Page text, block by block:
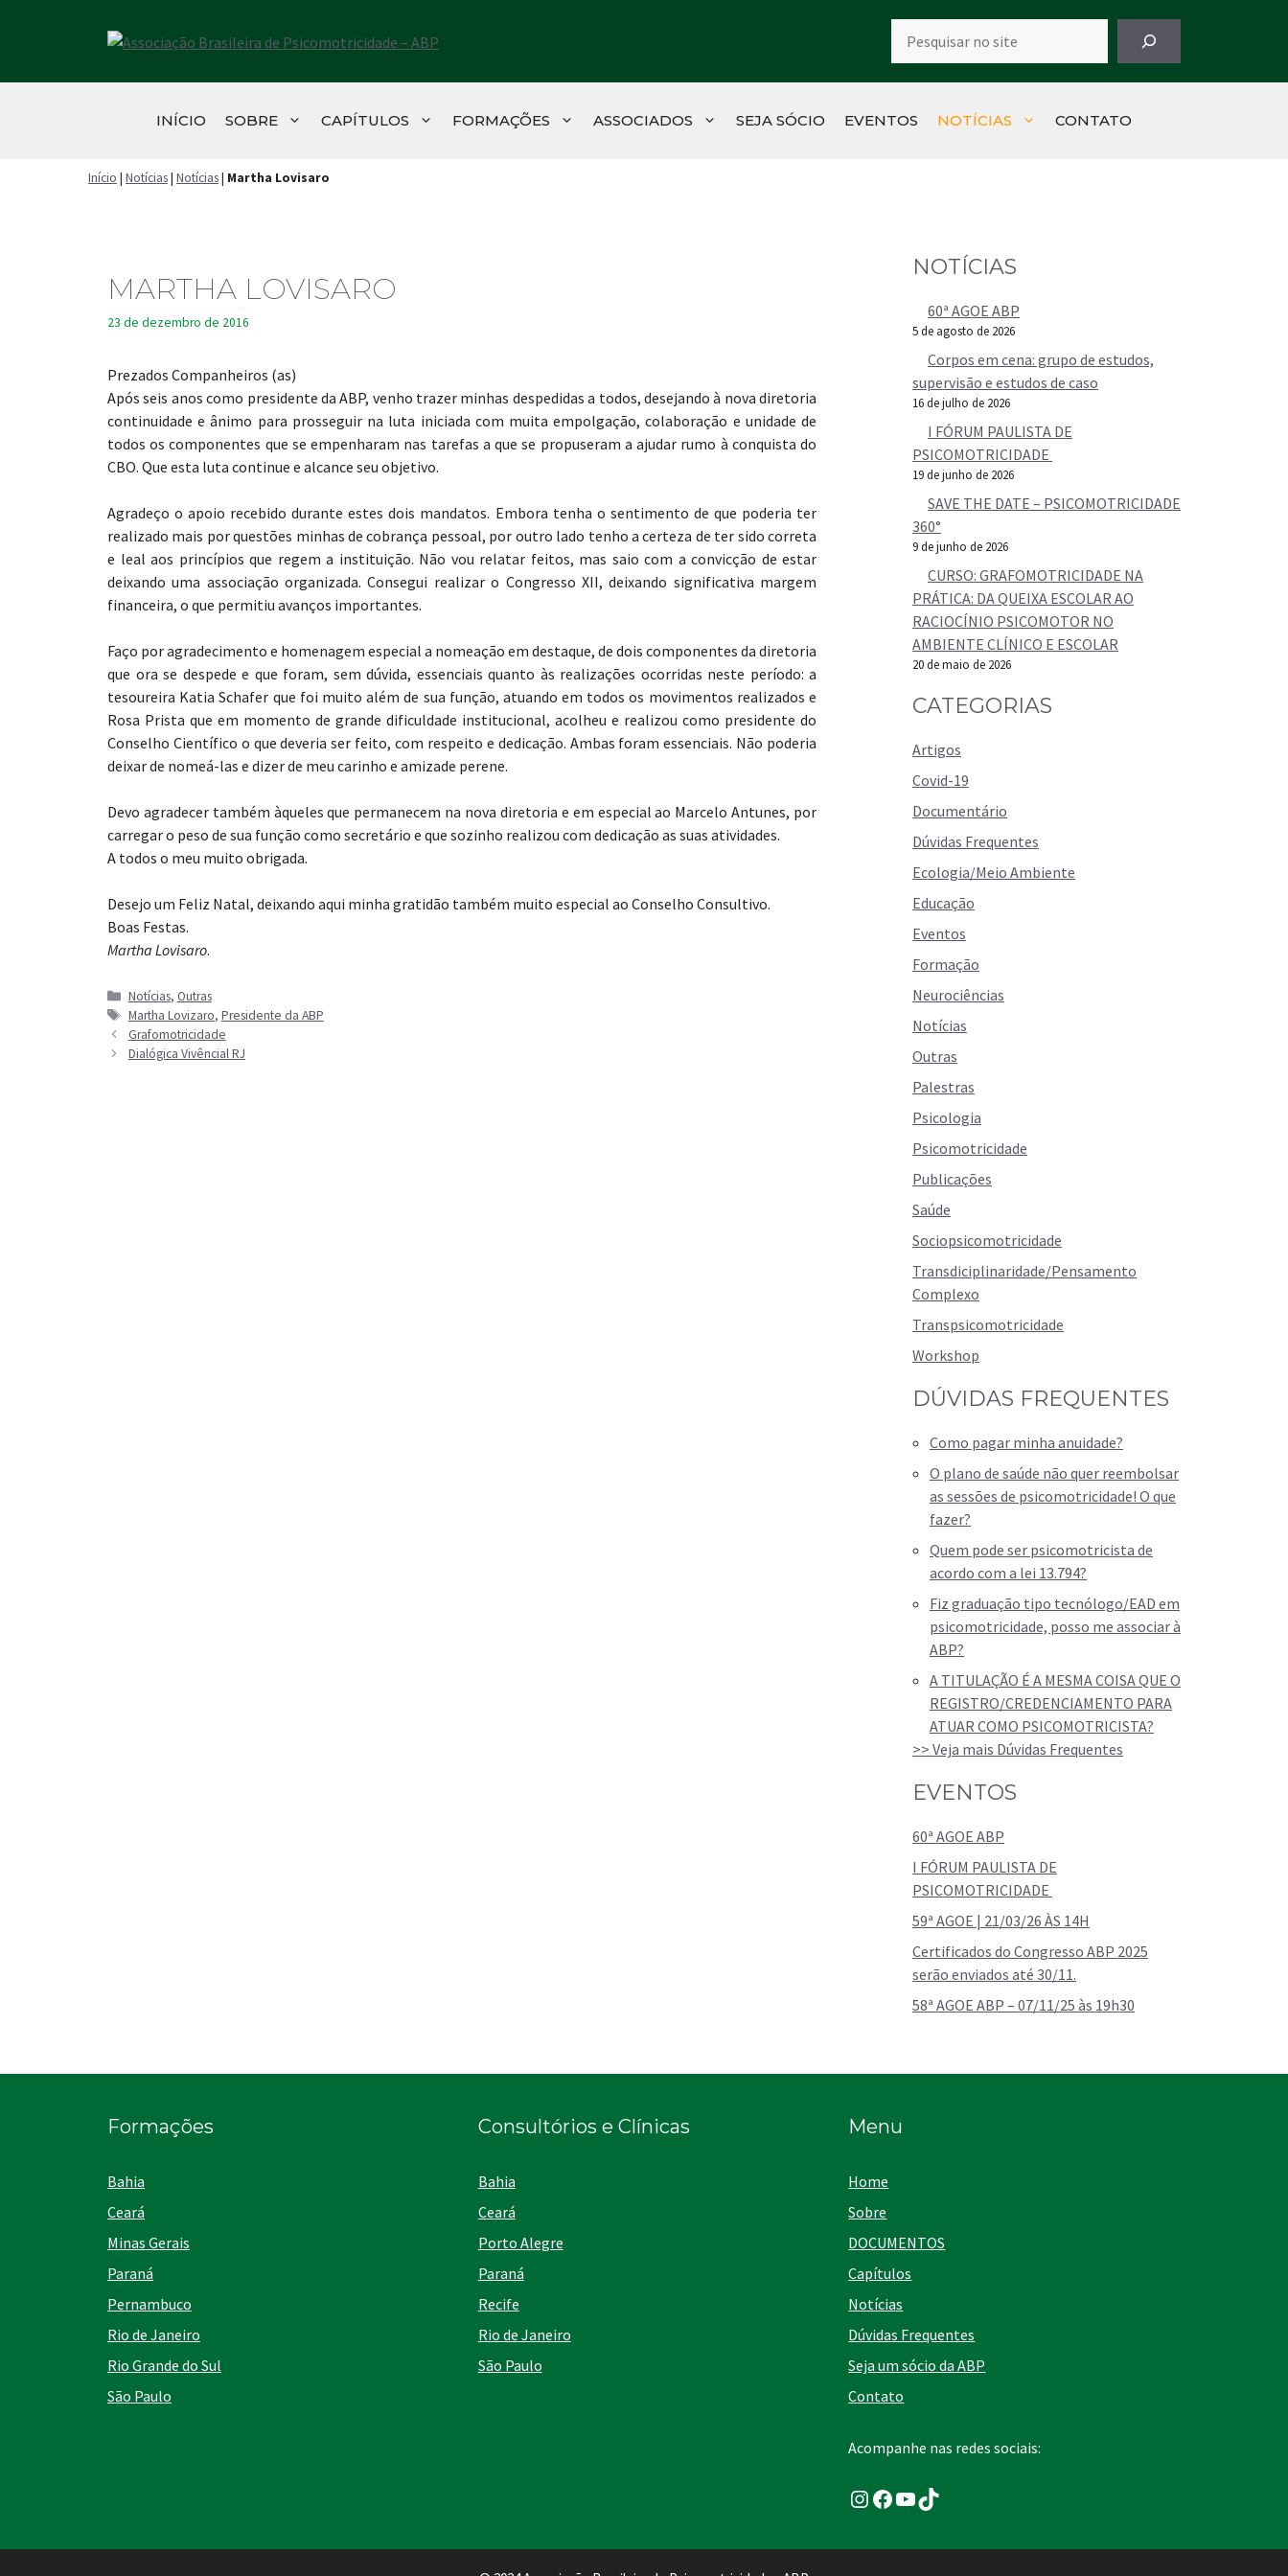
conteúdo
INÍCIO SOBRE CAPÍTULOS FORMAÇÕES ASSOCIADOS SEJA SÓCIO EVENTOS NOTÍCIAS CONTATO
Início | Notícias| Notícias| Martha Lovisaro
MARTHA LOVISARO
23 de dezembro de 2016
Prezados Companheiros (as)
Após seis anos como presidente da ABP, venho trazer minhas despedidas a todos, desejando à nova diretoria
continuidade e ânimo para prosseguir na luta iniciada com muita empolgação, colaboração e unidade de
todos os componentes que se empenharam nas tarefas a que se propuseram a ajudar rumo à conquista do
CBO. Que esta luta continue e alcance seu objetivo.
Agradeço o apoio recebido durante estes dois mandatos. Embora tenha o sentimento de que poderia ter
realizado mais por questões minhas de cobrança pessoal, por outro lado tenho a certeza de ter sido correta
e leal aos princípios que regem a instituição. Não vou relatar feitos, mas saio com a convicção de estar
deixando uma associação organizada. Consegui realizar o Congresso XII, deixando significativa margem
financeira, o que permitiu avanços importantes.
Faço por agradecimento e homenagem especial a nomeação em destaque, de dois componentes da diretoria
que ora se despede e que foram, sem dúvida, essenciais quanto às realizações ocorridas neste período: a
tesoureira Katia Schafer que foi muito além de sua função, atuando em todos os movimentos realizados e
Rosa Prista que em momento de grande dificuldade institucional, acolheu e realizou como presidente do
Conselho Científico o que deveria ser feito, com respeito e dedicação. Ambas foram essenciais. Não poderia
deixar de nomeá-las e dizer de meu carinho e amizade perene.
Devo agradecer também àqueles que permanecem na nova diretoria e em especial ao Marcelo Antunes, por
carregar o peso de sua função como secretário e que sozinho realizou com dedicação as suas atividades.
A todos o meu muito obrigada.
Desejo um Feliz Natal, deixando aqui minha gratidão também muito especial ao Conselho Consultivo.
Boas Festas.
Martha Lovisaro.
Categorias
Notícias, Outras
Tags
Martha Lovizaro, Presidente da ABP
Grafomotricidade
Dialógica Vivêncial RJ
NOTÍCIAS
60ª AGOE ABP
5 de agosto de 2026
Corpos em cena: grupo de estudos,
supervisão e estudos de caso
16 de julho de 2026
I FÓRUM PAULISTA DE
PSICOMOTRICIDADE
19 de junho de 2026
SAVE THE DATE – PSICOMOTRICIDADE
360°
9 de junho de 2026
CURSO: GRAFOMOTRICIDADE NA
PRÁTICA: DA QUEIXA ESCOLAR AO
RACIOCÍNIO PSICOMOTOR NO
AMBIENTE CLÍNICO E ESCOLAR
20 de maio de 2026
CATEGORIAS
Artigos
Covid-19
Documentário
Dúvidas Frequentes
Ecologia/Meio Ambiente
Educação
Eventos
Formação
Neurociências
Notícias
Outras
Palestras
Psicologia
Psicomotricidade
Publicações
Saúde
Sociopsicomotricidade
Transdiciplinaridade/Pensamento
Complexo
Transpsicomotricidade
Workshop
DÚVIDAS FREQUENTES
Como pagar minha anuidade?
O plano de saúde não quer reembolsar
as sessões de psicomotricidade! O que
fazer?
Quem pode ser psicomotricista de
acordo com a lei 13.794?
Fiz graduação tipo tecnólogo/EAD em
psicomotricidade, posso me associar à
ABP?
A TITULAÇÃO É A MESMA COISA QUE O
REGISTRO/CREDENCIAMENTO PARA
ATUAR COMO PSICOMOTRICISTA?
>> Veja mais Dúvidas Frequentes
EVENTOS
60ª AGOE ABP
I FÓRUM PAULISTA DE
PSICOMOTRICIDADE
59ª AGOE | 21/03/26 ÀS 14H
Certificados do Congresso ABP 2025
serão enviados até 30/11.
58ª AGOE ABP – 07/11/25 às 19h30
Formações
Bahia
Ceará
Minas Gerais
Paraná
Pernambuco
Rio de Janeiro
Rio Grande do Sul
São Paulo
Consultórios e Clínicas
Bahia
Ceará
Porto Alegre
Paraná
Recife
Rio de Janeiro
São Paulo
Menu
Home
Sobre
DOCUMENTOS
Capítulos
Notícias
Dúvidas Frequentes
Seja um sócio da ABP
Contato
Acompanhe nas redes sociais:
Instagram
Facebook
Youtube
TikTok